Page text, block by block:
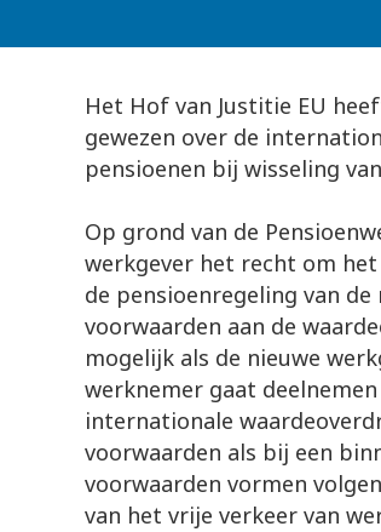
Het Hof van Justitie EU
gewezen over de
pensioenen bij wisseling
Op grond van de
werkgever het recht om
de pensioenregeling van
voorwaarden aan de
mogelijk als de nieuwe
werknemer gaat
internationale
voorwaarden als bij een
voorwaarden vormen
van het vrije verkeer van